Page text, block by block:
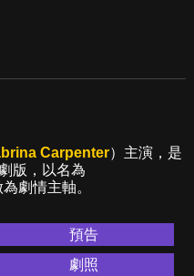
Carpenter）主演，是
版，以名為
劇情主軸。
預告
劇照